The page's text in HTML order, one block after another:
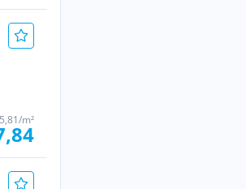
m²